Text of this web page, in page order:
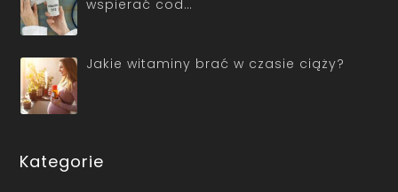
wspierać cod…
Jakie witaminy brać w czasie ciąży?
Kategorie